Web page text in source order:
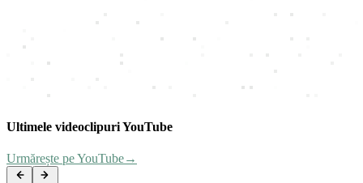
Ultimele videoclipuri YouTube
Urmărește pe YouTube→